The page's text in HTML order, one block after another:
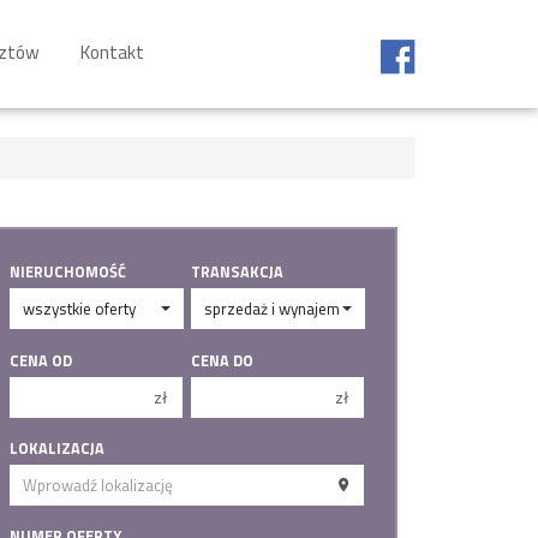
Kontakt
NIERUCHOMOŚĆ TRANSAKCJA
CENA OD
zł
200 000 zł
250 000 zł
CENA DO
zł
200 000 zł
250 000 zł
LOKALIZACJA